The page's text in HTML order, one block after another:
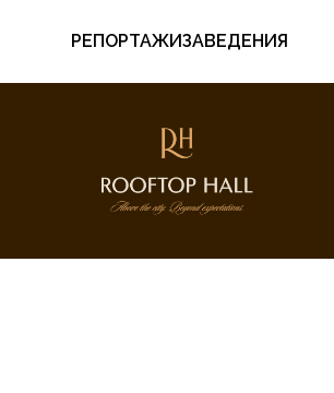
РЕПОРТАЖИЗАВЕДЕНИЯ